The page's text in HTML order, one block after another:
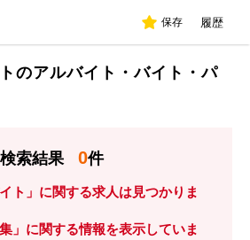
保存 履歴
のアルバイト・バイト・パ
検索結果 0件
ト」に関する求人は見つかりま
」に関する情報を表示していま